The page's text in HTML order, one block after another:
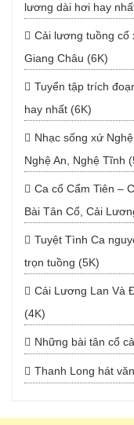
lương dài hơi hay
Cải lương tuồng cổ
Giang Châu (6K)
Tuyển tập trích
hay nhất (6K)
Nhạc sống xứ
Nghệ An, Nghệ Tĩnh
Ca cổ Cẩm Tiên –
Bài Tân Cổ, Cải
Tuyệt Tình Ca
trọn tuồng (5K)
Cải Lương Lan Và
(4K)
Những bài tân cổ
Thanh Long hát